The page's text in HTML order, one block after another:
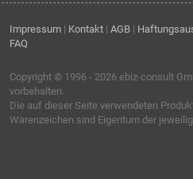
Impressum | Kontakt | AGB |
FAQ
Copyright © 1996 - 2026 ebiz-consult
vorbehalten.
Die auf dieser Seite verwendeten
Warenzeichen sind Eigentum der